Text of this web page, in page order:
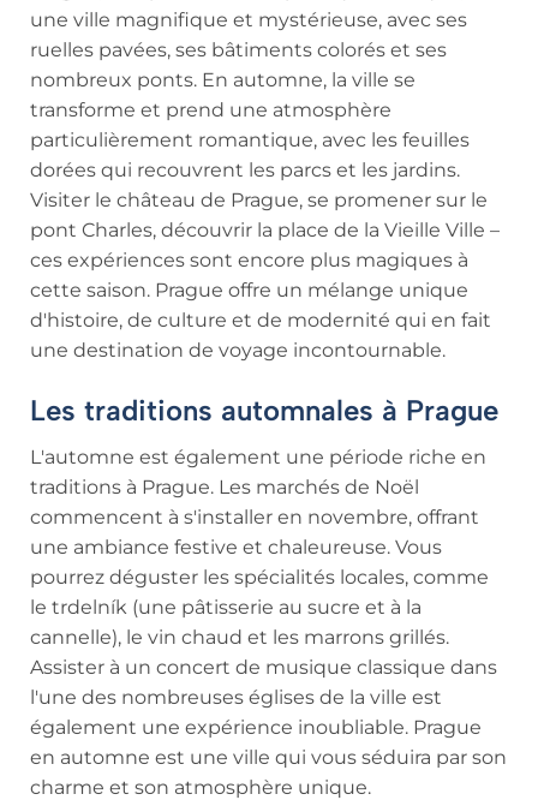
une ville magnifique et mystérieuse, avec ses
ruelles pavées, ses bâtiments colorés et ses
nombreux ponts. En automne, la ville se
transforme et prend une atmosphère
particulièrement romantique, avec les feuilles
dorées qui recouvrent les parcs et les jardins.
Visiter le château de Prague, se promener sur le
pont Charles, découvrir la place de la Vieille Ville –
ces expériences sont encore plus magiques à
cette saison. Prague offre un mélange unique
d'histoire, de culture et de modernité qui en fait
une destination de voyage incontournable.
Les traditions automnales à Prague
L'automne est également une période riche en
traditions à Prague. Les marchés de Noël
commencent à s'installer en novembre, offrant
une ambiance festive et chaleureuse. Vous
pourrez déguster les spécialités locales, comme
le trdelník (une pâtisserie au sucre et à la
cannelle), le vin chaud et les marrons grillés.
Assister à un concert de musique classique dans
l'une des nombreuses églises de la ville est
également une expérience inoubliable. Prague
en automne est une ville qui vous séduira par son
charme et son atmosphère unique.